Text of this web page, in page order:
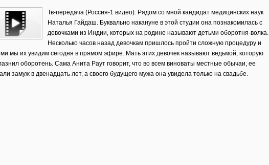
Тв-передача (Россия-1 видео): Рядом со мной кандидат медицинских наук
Наталья Гайдаш. Буквально накануне в этой студии она познакомилась с
девочками из Индии, которых на родине называют детьми оборотня-волка.
Несколько часов назад девочкам пришлось пройти сложную процедуру и
мы их увидим сегодня в прямом эфире. Мать этих девочек называют ведьмой, которую
оборотень. Сама Анита Раут говорит, что во всем виноваты местные обычаи, ее
замуж в двенадцать лет, а своего будущего мужа она увидела только на свадьбе.